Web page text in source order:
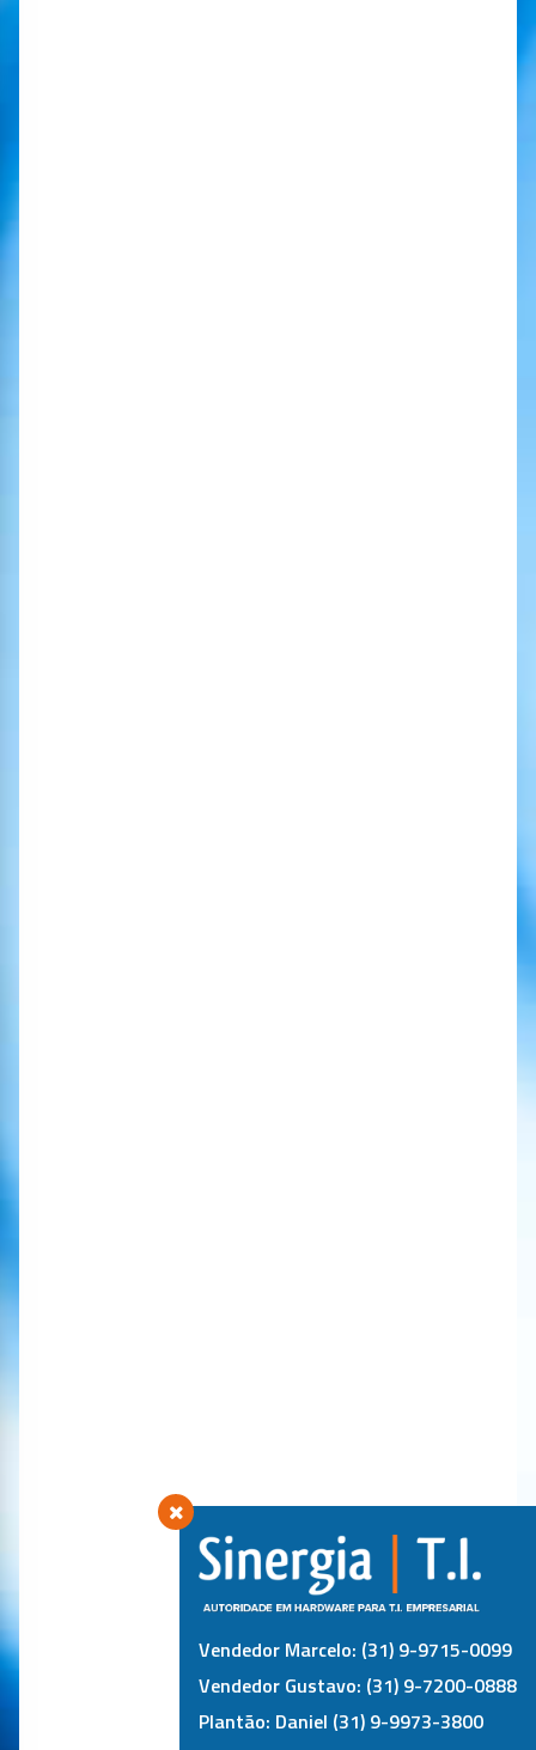
Vendedor Marcelo: (31) 9-9715-0099
Vendedor Gustavo: (31) 9-7200-0888
Plantão: Daniel (31) 9-9973-3800